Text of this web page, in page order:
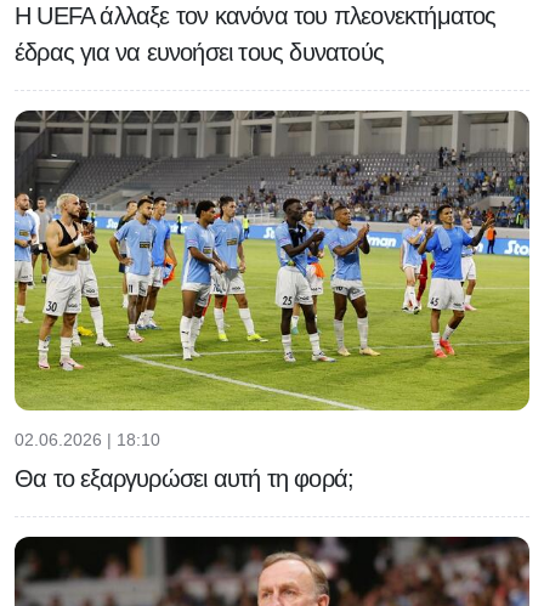
H UEFA άλλαξε τον κανόνα του πλεονεκτήματος
έδρας για να ευνοήσει τους δυνατούς
02.06.2026 | 18:10
Θα το εξαργυρώσει αυτή τη φορά;